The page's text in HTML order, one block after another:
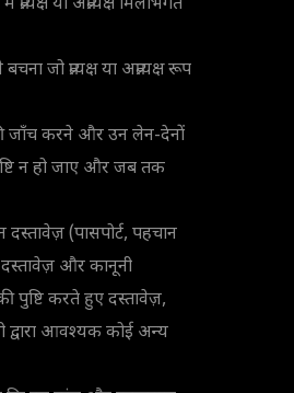
या अप्रत्यक्ष मिलीभगत
जो प्रत्यक्ष या अप्रत्यक्ष रूप
जाँच करने और उन लेन-देनों
न हो जाए और जब तक
(पासपोर्ट, पहचान
दस्तावेज़ और कानूनी
पुष्टि करते हुए दस्तावेज़,
द्वारा आवश्यक कोई अन्य